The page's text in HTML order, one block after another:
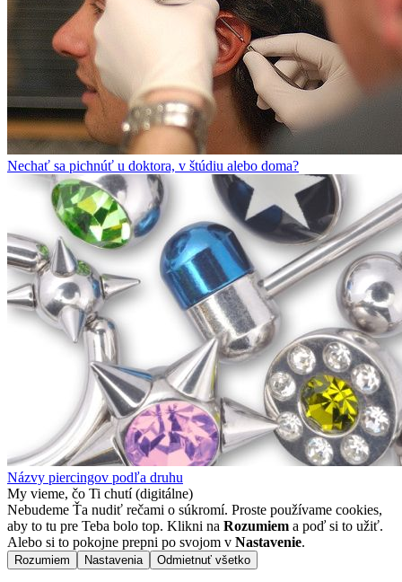
Nechať sa pichnúť u doktora, v štúdiu alebo doma?
Názvy piercingov podľa druhu
My vieme, čo Ti chutí (digitálne)
Nebudeme Ťa nudiť rečami o súkromí. Proste používame cookies,
aby to tu pre Teba bolo top. Klikni na Rozumiem a poď si to užiť.
Alebo si to pokojne prepni po svojom v Nastavenie.
Rozumiem Nastavenia Odmietnuť všetko